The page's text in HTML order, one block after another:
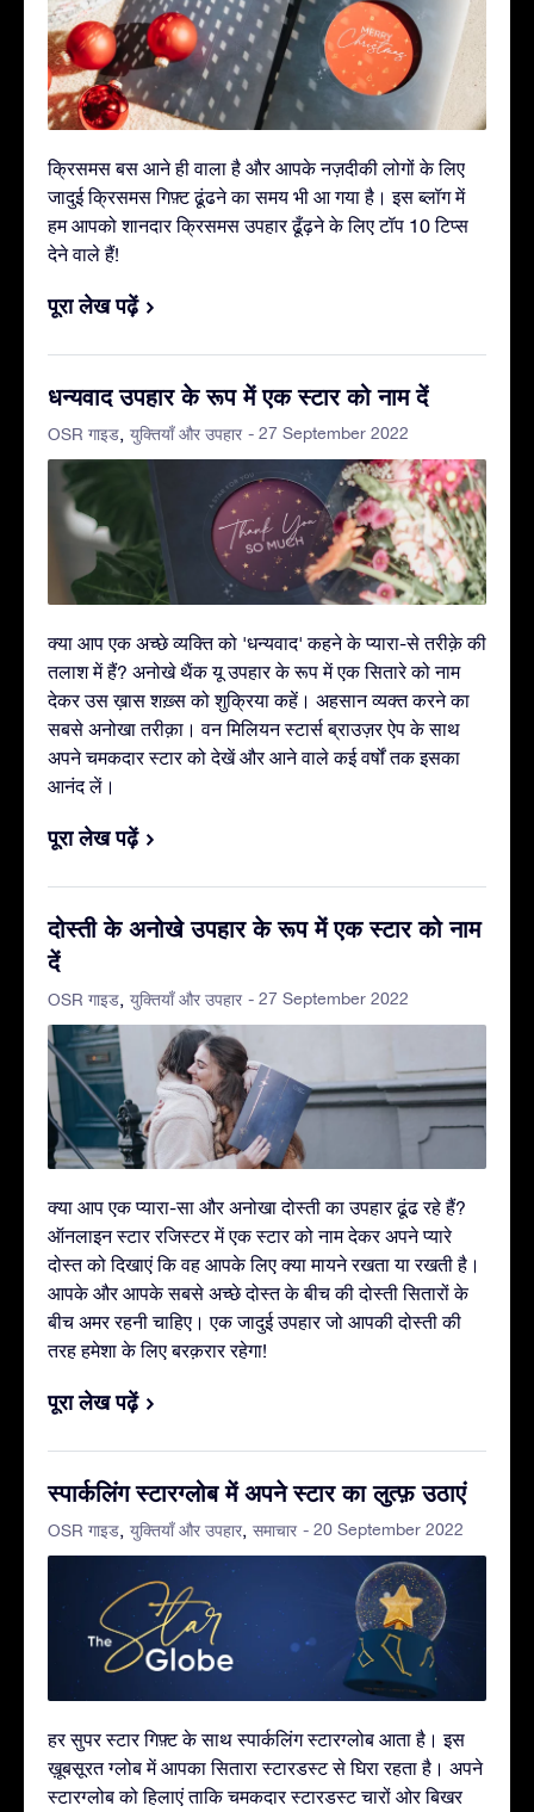
क्रिसमस बस आने ही वाला है और आपके नज़दीकी लोगों के लिए
जादुई क्रिसमस गिफ़्ट ढूंढने का समय भी आ गया है। इस ब्लॉग में
हम आपको शानदार क्रिसमस उपहार ढूँढ़ने के लिए टॉप 10 टिप्स
देने वाले हैं!
पूरा लेख पढ़ें
धन्यवाद उपहार के रूप में एक स्टार को नाम दें
OSR गाइड युक्तियाँ और उपहार - 27 September 2022
क्या आप एक अच्छे व्यक्ति को 'धन्यवाद' कहने के प्यारा-से तरीक़े की
तलाश में हैं? अनोखे थैंक यू उपहार के रूप में एक सितारे को नाम
देकर उस ख़ास शख़्स को शुक्रिया कहें। अहसान व्यक्त करने का
सबसे अनोखा तरीक़ा। वन मिलियन स्टार्स ब्राउज़र ऐप के साथ
अपने चमकदार स्टार को देखें और आने वाले कई वर्षों तक इसका
आनंद लें।
पूरा लेख पढ़ें
दोस्ती के अनोखे उपहार के रूप में एक स्टार को नाम
दें
OSR गाइड युक्तियाँ और उपहार - 27 September 2022
क्या आप एक प्यारा-सा और अनोखा दोस्ती का उपहार ढूंढ रहे हैं?
ऑनलाइन स्टार रजिस्टर में एक स्टार को नाम देकर अपने प्यारे
दोस्त को दिखाएं कि वह आपके लिए क्या मायने रखता या रखती है।
आपके और आपके सबसे अच्छे दोस्त के बीच की दोस्ती सितारों के
बीच अमर रहनी चाहिए। एक जादुई उपहार जो आपकी दोस्ती की
तरह हमेशा के लिए बरक़रार रहेगा!
पूरा लेख पढ़ें
स्पार्कलिंग स्टारग्लोब में अपने स्टार का लुत्फ़ उठाएं
OSR गाइड युक्तियाँ और उपहार समाचार - 20 September 2022
हर सुपर स्टार गिफ़्ट के साथ स्पार्कलिंग स्टारग्लोब आता है। इस
ख़ूबसूरत ग्लोब में आपका सितारा स्टारडस्ट से घिरा रहता है। अपने
स्टारग्लोब को हिलाएं ताकि चमकदार स्टारडस्ट चारों ओर बिखर